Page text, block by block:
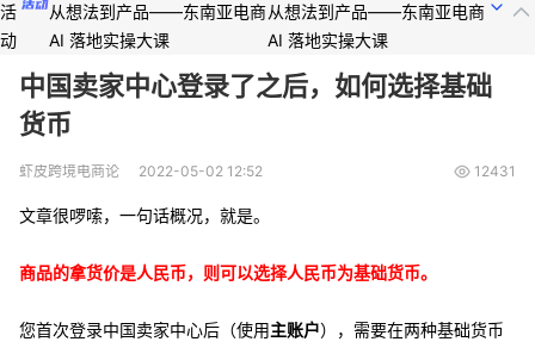
活
动
从想法到产品——东南亚电商
AI 落地实操大课
从想法到产品——东南亚电商
AI 落地实操大课
中国卖家中心登录了之后，如何选择基础
货币
虾皮跨境电商论 2022-05-02 12:52 12431
文章很啰嗦，一句话概况，就是。
商品的拿货价是人民币，则可以选择人民币为基础货币。
您首次登录中国卖家中心后（使用主账户），需要在两种基础货币